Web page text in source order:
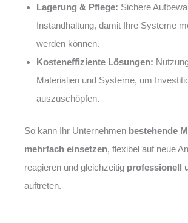
Lagerung & Pflege: Sichere
Instandhaltung, damit Ihre Systeme
werden können.
Kosteneffiziente Lösungen:
Materialien und Systeme, um
auszuschöpfen.
So kann Ihr Unternehmen bestehende
mehrfach einsetzen, flexibel auf neue
reagieren und gleichzeitig professionell
auftreten.